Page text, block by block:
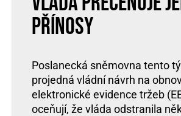
přínosy
Poslanecká sněmovna tento
projedná vládní návrh na
elektronické evidence tržeb
oceňují, že vláda odstranila